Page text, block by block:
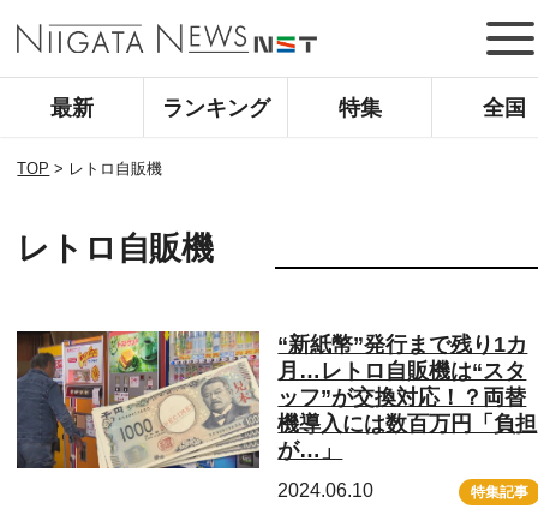
最新 ランキング 特集 全国
TOP > レトロ自販機
レトロ自販機
“新紙幣”発行まで残り1カ
月…レトロ自販機は“スタ
ッフ”が交換対応！？両替
機導入には数百万円「負担
が…」
2024.06.10 特集記事